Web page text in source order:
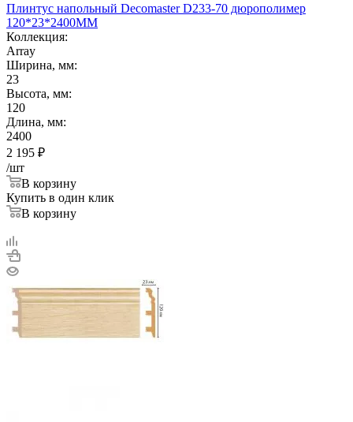
Плинтус напольный Decomaster D233-70 дюрополимер
120*23*2400ММ
Коллекция:
Array
Ширина, мм:
23
Высота, мм:
120
Длина, мм:
2400
2 195 ₽
/шт
В корзину
Купить в один клик
В корзину